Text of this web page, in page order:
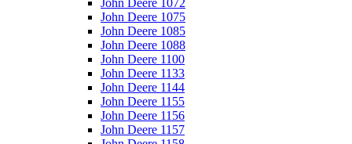
John Deere 1072
John Deere 1075
John Deere 1085
John Deere 1088
John Deere 1100
John Deere 1133
John Deere 1144
John Deere 1155
John Deere 1156
John Deere 1157